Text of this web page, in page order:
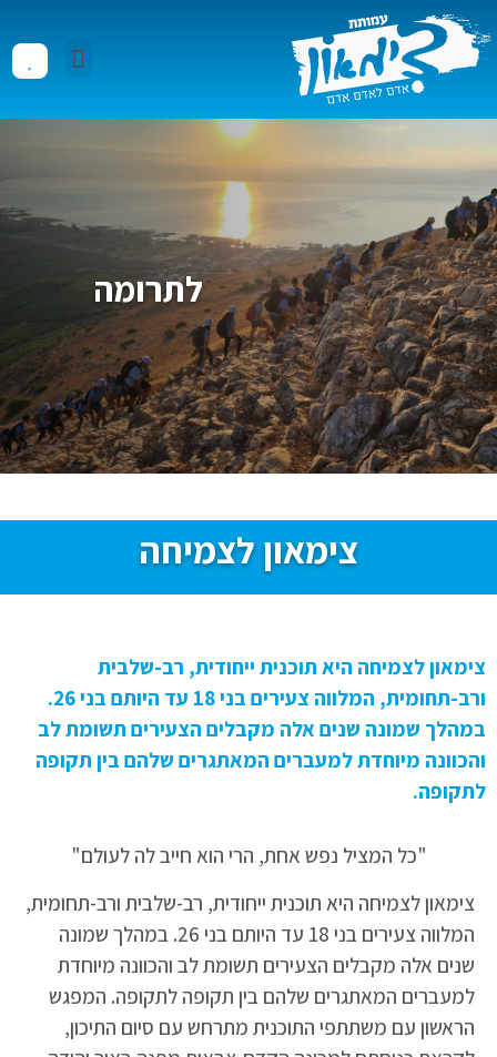
לתרומה
צימאון לצמיחה
צימאון לצמיחה היא תוכנית ייחודית, רב-שלבית
ורב-תחומית, המלווה צעירים בני 18 עד היותם בני 26.
במהלך שמונה שנים אלה מקבלים הצעירים תשומת לב
והכוונה מיוחדת למעברים המאתגרים שלהם בין תקופה
לתקופה.
"כל המציל נפש אחת, הרי הוא חייב לה לעולם"
צימאון לצמיחה היא תוכנית ייחודית, רב-שלבית ורב-תחומית,
המלווה צעירים בני 18 עד היותם בני 26. במהלך שמונה
שנים אלה מקבלים הצעירים תשומת לב והכוונה מיוחדת
למעברים המאתגרים שלהם בין תקופה לתקופה. המפגש
הראשון עם משתתפי התוכנית מתרחש עם סיום התיכון,